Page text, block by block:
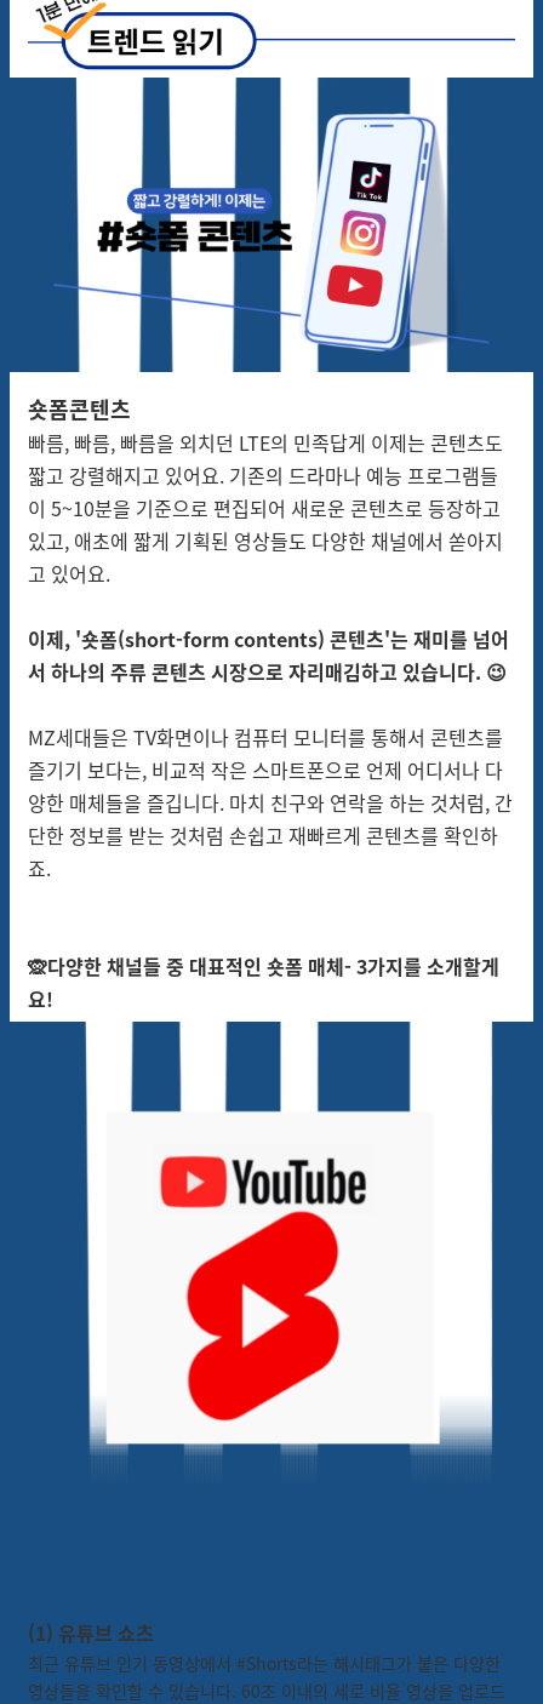
숏폼콘텐츠
빠름, 빠름, 빠름을 외치던 LTE의 민족답게 이제는 콘텐츠도
짧고 강렬해지고 있어요. 기존의 드라마나 예능 프로그램들
이 5~10분을 기준으로 편집되어 새로운 콘텐츠로 등장하고
있고, 애초에 짧게 기획된 영상들도 다양한 채널에서 쏟아지
고 있어요.
이제, '숏폼(short-formcontents) 콘텐츠'는 재미를 넘어
서 하나의 주류 콘텐츠 시장으로 자리매김하고 있습니다. 😉
MZ세대들은 TV화면이나 컴퓨터 모니터를 통해서 콘텐츠를
즐기기 보다는, 비교적 작은 스마트폰으로 언제 어디서나 다
양한 매체들을 즐깁니다. 마치 친구와 연락을 하는 것처럼, 간
단한 정보를 받는 것처럼 손쉽고 재빠르게 콘텐츠를 확인하
죠.
🙊다양한 채널들 중 대표적인 숏폼 매체- 3가지를 소개할게
요!
(1) 유튜브 쇼츠
최근 유튜브 인기 동영상에서 #Shorts라는 해시태그가 붙은 다양한
영상들을 확인할 수 있습니다. 60초 이내의 세로 비율 영상을 업로드